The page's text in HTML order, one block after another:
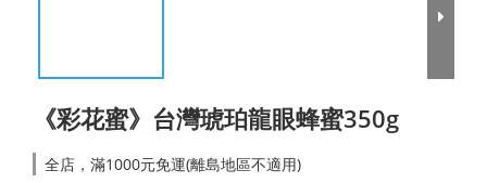
《彩花蜜》台灣琥珀龍眼蜂蜜350g
全店，滿1000元免運(離島地區不適用)